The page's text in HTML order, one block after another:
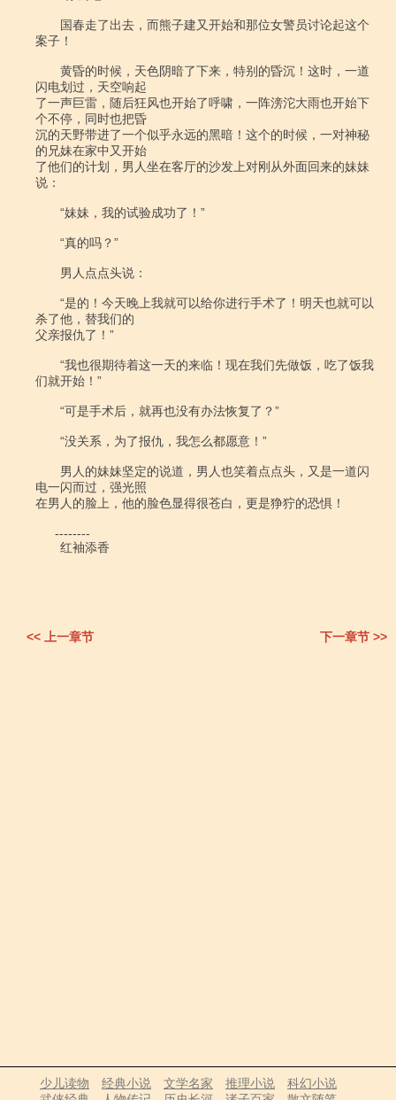
国春走了出去，而熊子建又开始和那位女警员讨论起这个
案子！
黄昏的时候，天色阴暗了下来，特别的昏沉！这时，一道
闪电划过，天空响起
了一声巨雷，随后狂风也开始了呼啸，一阵滂沱大雨也开始下
个不停，同时也把昏
沉的天野带进了一个似乎永远的黑暗！这个的时候，一对神秘
的兄妹在家中又开始
了他们的计划，男人坐在客厅的沙发上对刚从外面回来的妹妹
说：
“妹妹，我的试验成功了！”
“真的吗？”
男人点点头说：
“是的！今天晚上我就可以给你进行手术了！明天也就可以
杀了他，替我们的
父亲报仇了！”
“我也很期待着这一天的来临！现在我们先做饭，吃了饭我
们就开始！”
“可是手术后，就再也没有办法恢复了？”
“没关系，为了报仇，我怎么都愿意！”
男人的妹妹坚定的说道，男人也笑着点点头，又是一道闪
电一闪而过，强光照
在男人的脸上，他的脸色显得很苍白，更是狰狞的恐惧！
红袖添香
<< 上一章节 下一章节 >>
少儿读物 经典小说 文学名家 推理小说
科幻小说